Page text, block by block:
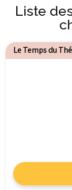
Liste
Le Temps du